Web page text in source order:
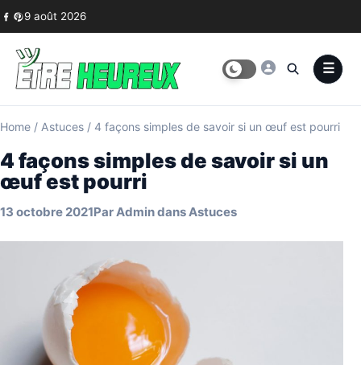
Skip to content
9 août 2026
Home / Astuces / 4 façons simples de savoir si un œuf est pourri
4 façons simples de savoir si un
œuf est pourri
13 octobre 2021ParAdmindansAstuces